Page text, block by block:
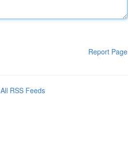
Report Page
All RSS Feeds